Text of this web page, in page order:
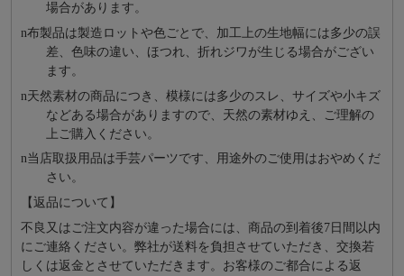
場合があります。
n布製品は製造ロットや色ごとで、加工上の生地幅には多少の誤
差、色味の違い、ほつれ、折れジワが生じる場合がござい
ます。
n天然素材の商品につき、模様には多少のスレ、サイズや小キズ
などある場合がありますので、天然の素材ゆえ、ご理解の
上ご購入ください。
n当店取扱用品は⼿芸パーツです、⽤途外のご使⽤はおやめくだ
さい。
【返品について】
不良又はご注文内容が違った場合には、商品の到着後7日間以内
にご連絡ください。弊社が送料を負担させていただき、交換若
しくは返金とさせていただきます。お客様のご都合による返